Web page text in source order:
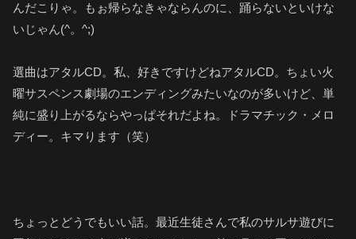
んだこりゃ。もぉ帰らなきゃならんのに、踊らないといけな
いじゃん(^。^;)
選曲はアタルCD。私、好きですけどねアタルCD。ちょい火
曜サスペンス劇場のエンディングみたいなのが多いけど、単
純に盛り上がるならやっぱそれだよね。ドラマチック・メロ
ディー。キマります（笑）
ちょっとどうでもいい話。最近生徒さんで私のサルサ遊びに